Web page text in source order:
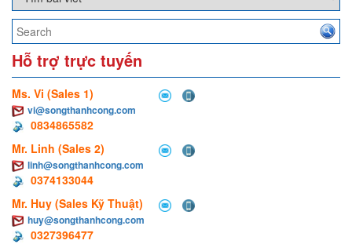
Hỗ trợ trực tuyến
Ms. Vi (Sales 1)
vi@songthanhcong.com
0834865582
Mr. Linh (Sales 2)
linh@songthanhcong.com
0374133044
Mr. Huy (Sales Kỹ Thuật)
huy@songthanhcong.com
0327396477